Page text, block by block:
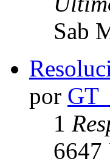
Sab
por
1
6647